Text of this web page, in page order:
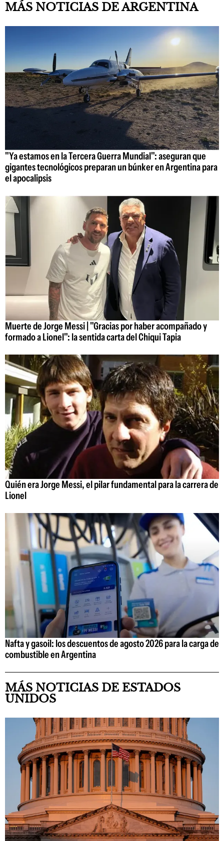
MÁS NOTICIAS DE ARGENTINA
"Ya estamos en la Tercera Guerra Mundial": aseguran que
gigantes tecnológicos preparan un búnker en Argentina para
el apocalipsis
Muerte de Jorge Messi | "Gracias por haber acompañado y
formado a Lionel": la sentida carta del Chiqui Tapia
Quién era Jorge Messi, el pilar fundamental para la carrera de
Lionel
Nafta y gasoil: los descuentos de agosto 2026 para la carga de
combustible en Argentina
MÁS NOTICIAS DE ESTADOS
UNIDOS